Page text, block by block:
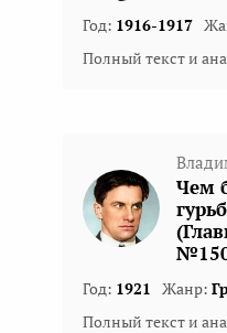
Год: 1916-1917
Полный текст и
Чем
Год: 1921 Жанр:
Полный текст и